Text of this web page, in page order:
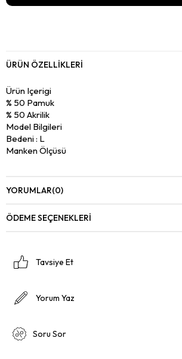
ÜRÜN ÖZELLIKLERI
Ürün Içerigi
% 50 Pamuk
% 50 Akrilik
Model Bilgileri
Bedeni : L
Manken Ölçüsü
Basen : 98
Kilo : 81
YORUMLAR(0)
ÖDEME SEÇENEKLERI
Tavsiye Et
Yorum Yaz
Soru Sor